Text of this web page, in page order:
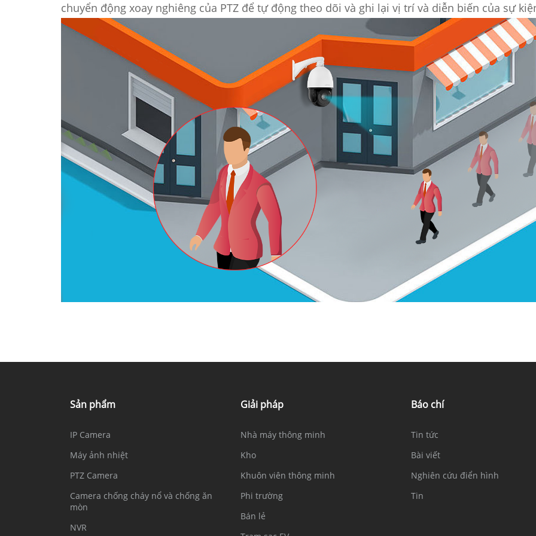
chuyển động xoay nghiêng của PTZ để tự động theo dõi và ghi lại vị trí và diễn biến của sự
Sản phẩm
IP Camera
Máy ảnh nhiệt
PTZ Camera
Camera chống cháy nổ và chống ăn
mòn
NVR
Giải pháp
Nhà máy thông minh
Kho
Khuôn viên thông minh
Phi trường
Bán lẻ
Báo chí
Tin tức
Bài viết
Nghiên cứu điển hình
Tin